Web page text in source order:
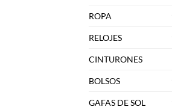
ROPA
RELOJES
CINTURONES
BOLSOS
GAFAS DE SOL